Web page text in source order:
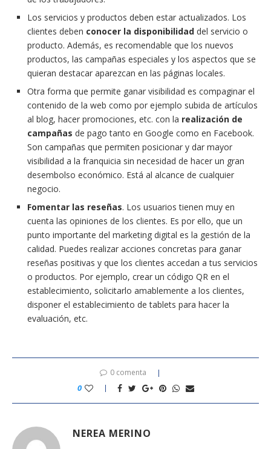
Los servicios y productos deben estar actualizados. Los
clientes deben conocer la disponibilidad del servicio o
producto. Además, es recomendable que los nuevos
productos, las campañas especiales y los aspectos que se
quieran destacar aparezcan en las páginas locales.
Otra forma que permite ganar visibilidad es compaginar el
contenido de la web como por ejemplo subida de artículos
al blog, hacer promociones, etc. con la realización de
campañas de pago tanto en Google como en Facebook.
Son campañas que permiten posicionar y dar mayor
visibilidad a la franquicia sin necesidad de hacer un gran
desembolso económico. Está al alcance de cualquier
negocio.
Fomentar las reseñas. Los usuarios tienen muy en
cuenta las opiniones de los clientes. Es por ello, que un
punto importante del marketing digital es la gestión de la
calidad. Puedes realizar acciones concretas para ganar
reseñas positivas y que los clientes accedan a tus servicios
o productos. Por ejemplo, crear un código QR en el
establecimiento, solicitarlo amablemente a los clientes,
disponer el establecimiento de tablets para hacer la
evaluación, etc.
0 comenta
0
NEREA MERINO